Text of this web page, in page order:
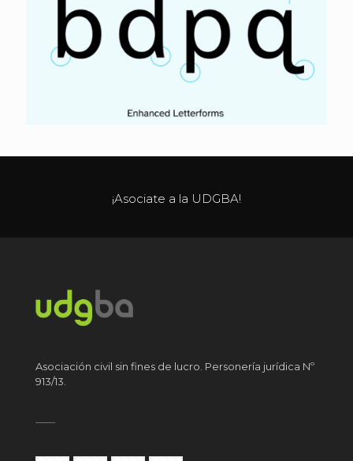
¡Asociate a la UDGBA!
Asociación civil sin fines de lucro. Personería jurídica Nº
913/13.